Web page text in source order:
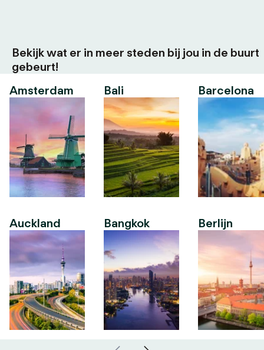
Bekijk wat er in meer steden bij jou in de buurt
gebeurt!
Amsterdam
Auckland
Bali
Bangkok
Barcelona
Berlijn